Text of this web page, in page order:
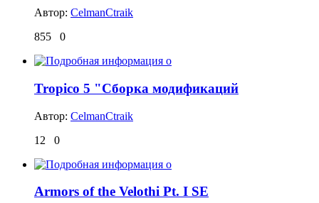
Автор: CelmanCtraik
855
0
Tropico 5 "Сборка модификаций
Автор: CelmanCtraik
12
0
Armors of the Velothi Pt. I SE